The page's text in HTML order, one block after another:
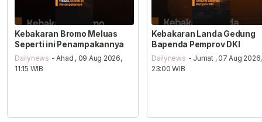
Kebakaran Bromo Meluas
Seperti ini Penampakannya
Dailynews - Ahad , 09 Aug 2026,
11:15 WIB
Kebakaran Landa Gedung
Bapenda Pemprov DKI
Dailynews - Jumat , 07 Aug 2026,
23:00 WIB